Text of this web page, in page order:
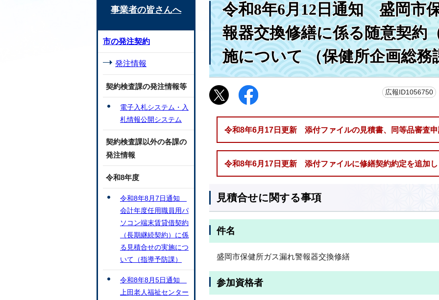
令和8年6月12日通知 盛岡市
報器交換修繕に係る随意契約
施について （保健所企画総務
広報ID1056750
令和8年6月17日更新 添付ファイルの見積書、同等品審査
令和8年6月17日更新 添付ファイルに修繕契約約定を追加し
見積合せに関する事項
件名
盛岡市保健所ガス漏れ警報器交換修繕
参加資格者
事業者の皆さんへ
市の発注契約
発注情報
契約検査課の発注情報等
電子入札システム・入
札情報公開システム
契約検査課以外の各課の
発注情報
令和8年度
令和8年8月7日通知
会計年度任用職員用パ
ソコン端末賃貸借契約
（長期継続契約）に係
る見積合せの実施につ
いて（指導予防課）
令和8年8月5日通知
上田老人福祉センター